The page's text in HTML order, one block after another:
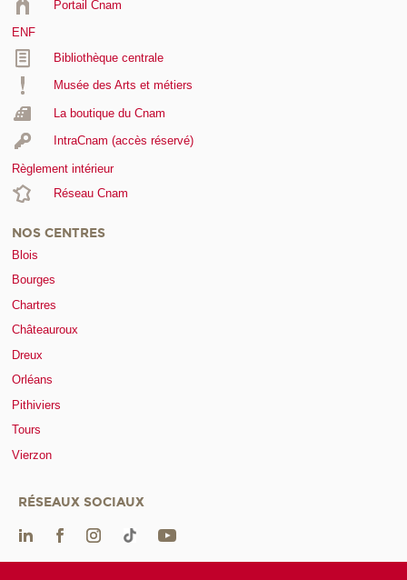
Portail Cnam
ENF
Bibliothèque centrale
Musée des Arts et métiers
La boutique du Cnam
IntraCnam (accès réservé)
Règlement intérieur
Réseau Cnam
NOS CENTRES
Blois
Bourges
Chartres
Châteauroux
Dreux
Orléans
Pithiviers
Tours
Vierzon
RÉSEAUX SOCIAUX